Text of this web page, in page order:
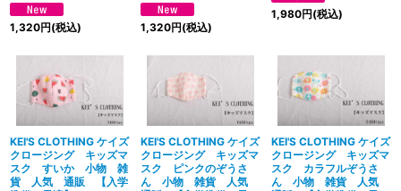
1,320円(税込) 1,320円(税込)
1,980円(税込)
KEI'S CLOTHING ケイズ
クロージング キッズマ
スク すいか 小物 雑
貨 人気 通販 【入学
KEI'S CLOTHING ケイズ
クロージング キッズマ
スク ピンクのぞうさ
ん 小物 雑貨 人気
KEI'S CLOTHING ケイズ
クロージング キッズマ
スク カラフルぞうさ
ん 小物 雑貨 人気